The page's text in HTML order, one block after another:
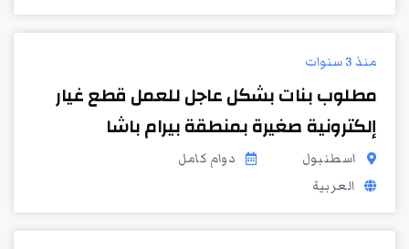
منذ 3 سنوات
مطلوب بنات بشكل عاجل للعمل قطع غيار
إلكترونية صغيرة بمنطقة بيرام باشا
اسطنبول
دوام كامل
العربية